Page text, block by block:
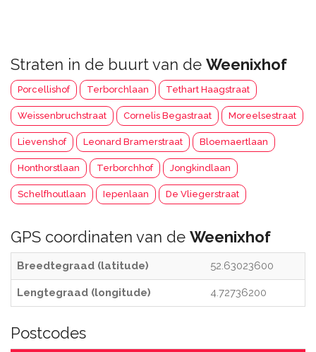
Straten in de buurt van de Weenixhof
Porcellishof Terborchlaan Tethart Haagstraat
Weissenbruchstraat Cornelis Begastraat Moreelsestraat
Lievenshof Leonard Bramerstraat Bloemaertlaan
Honthorstlaan Terborchhof Jongkindlaan
Schelfhoutlaan Iepenlaan De Vliegerstraat
GPS coordinaten van de Weenixhof
Breedtegraad (latitude) 52.63023600
Lengtegraad (longitude) 4.72736200
Postcodes